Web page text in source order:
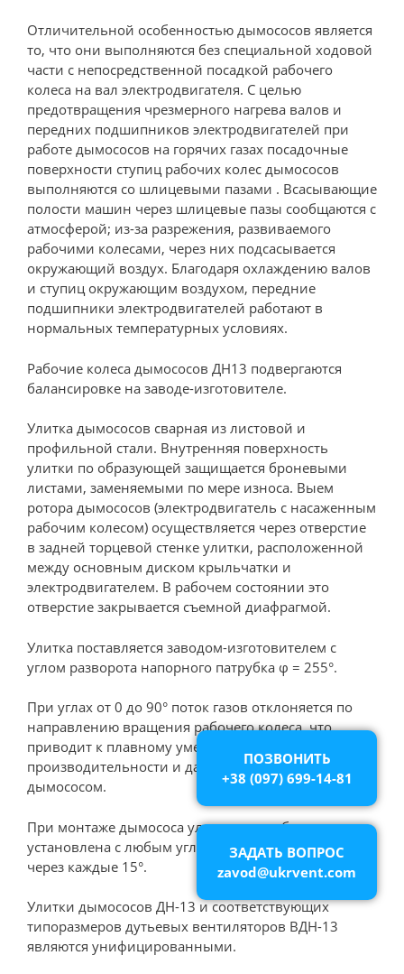
Отличительной особенностью дымососов является
то, что они выполняются без специальной ходовой
части с непосредственной посадкой рабочего
колеса на вал электродвигателя. С целью
предотвращения чрезмерного нагрева валов и
передних подшипников электродвигателей при
работе дымососов на горячих газах посадочные
поверхности ступиц рабочих колес дымососов
выполняются со шлицевыми пазами . Всасывающие
полости машин через шлицевые пазы сообщаются с
атмосферой; из-за разрежения, развиваемого
рабочими колесами, через них подсасывается
окружающий воздух. Благодаря охлаждению валов
и ступиц окружающим воздухом, передние
подшипники электродвигателей работают в
нормальных температурных условиях.
Рабочие колеса дымососов ДН13 подвергаются
балансировке на заводе-изготовителе.
Улитка дымососов сварная из листовой и
профильной стали. Внутренняя поверхность
улитки по образующей защищается броневыми
листами, заменяемыми по мере износа. Выем
ротора дымососов (электродвигатель с насаженным
рабочим колесом) осуществляется через отверстие
в задней торцевой стенке улитки, расположенной
между основным диском крыльчатки и
электродвигателем. В рабочем состоянии это
отверстие закрывается съемной диафрагмой.
Улитка поставляется заводом-изготовителем с
углом разворота напорного патрубка φ = 255°.
При углах от 0 до 90° поток газов отклоняется по
направлению вращения рабочего колеса, что
приводит к плавному уменьшению
производительности и давления, развиваемого
дымососом.
При монтаже дымососа улитка может быть
установлена с любым углом разворота от φ=0°
через каждые 15°.
Улитки дымососов ДН-13 и соответствующих
типоразмеров дутьевых вентиляторов ВДН-13
являются унифицированными.
ПОЗВОНИТЬ
+38 (097) 699-14-81
ЗАДАТЬ ВОПРОС
zavod@ukrvent.com